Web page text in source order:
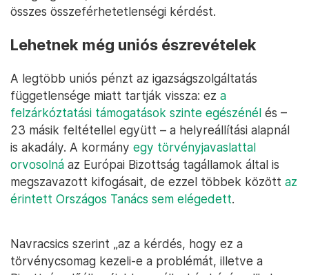
összes összeférhetetlenségi kérdést.
Lehetnek még uniós észrevételek
A legtöbb uniós pénzt az igazságszolgáltatás
függetlensége miatt tartják vissza: ez a
felzárkóztatási támogatások szinte egészénél és –
23 másik feltétellel együtt – a helyreállítási alapnál
is akadály. A kormány egy törvényjavaslattal
orvosolná az Európai Bizottság tagállamok által is
megszavazott kifogásait, de ezzel többek között az
érintett Országos Tanács sem elégedett.
Navracsics szerint „az a kérdés, hogy ez a
törvénycsomag kezeli-e a problémát, illetve a